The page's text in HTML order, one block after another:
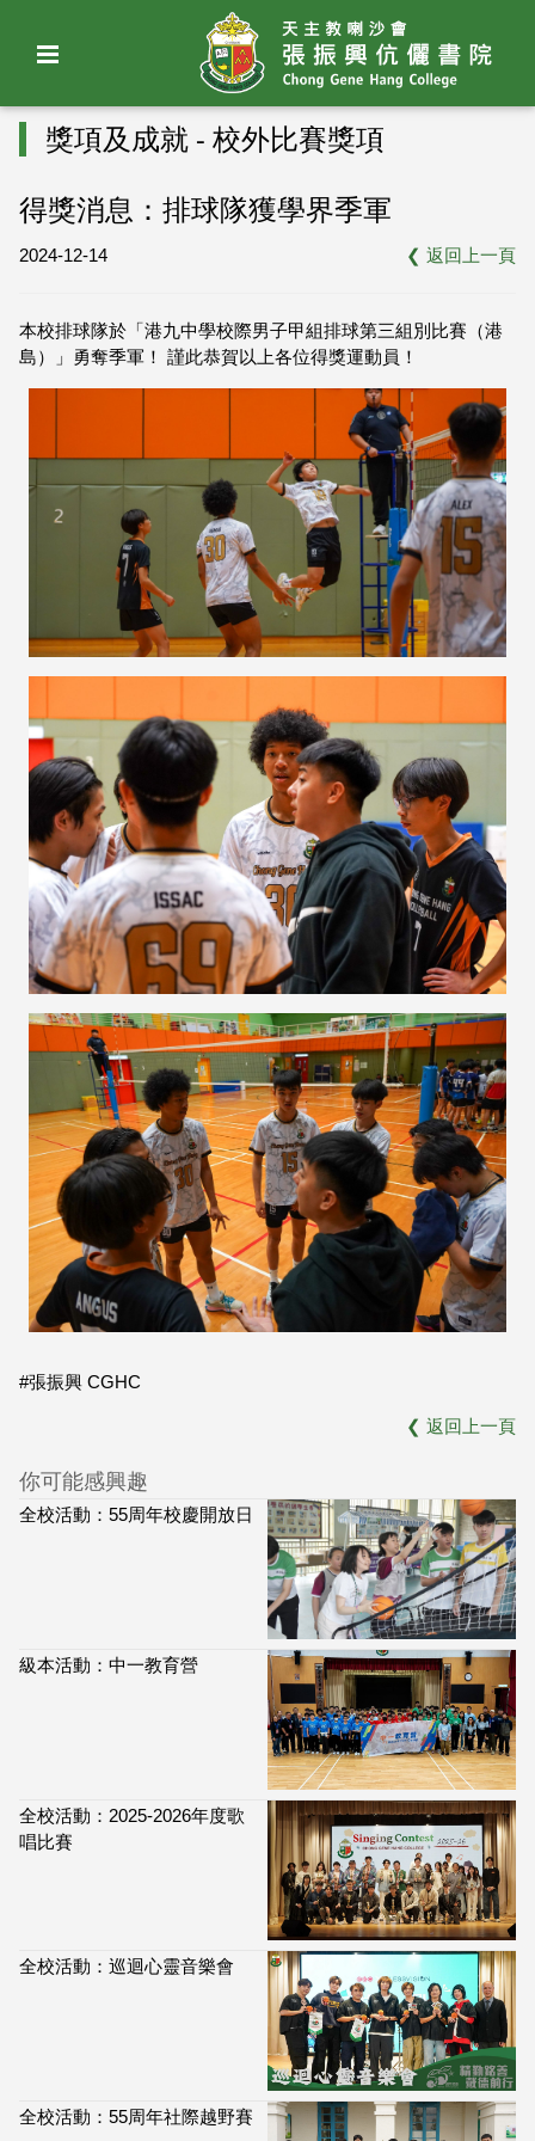
獎項及成就 - 校外比賽獎項
得獎消息：排球隊獲學界季軍
2024-12-14 ❮ 返回上一頁
本校排球隊於「港九中學校際男子甲組排球第三組別比賽（港
島）」勇奪季軍！ 謹此恭賀以上各位得獎運動員！
#張振興 CGHC
❮ 返回上一頁
你可能感興趣
全校活動：55周年校慶開放日
級本活動：中一教育營
全校活動：2025-2026年度歌
唱比賽
全校活動：巡迴心靈音樂會
全校活動：55周年社際越野賽